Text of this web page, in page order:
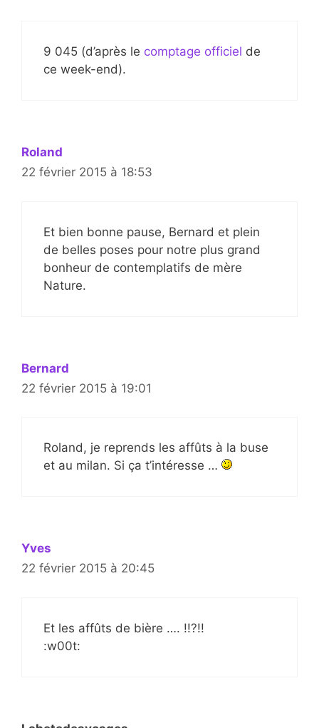
9 045 (d’après le comptage officiel de
ce week-end).
Roland
22 février 2015 à 18:53
Et bien bonne pause, Bernard et plein
de belles poses pour notre plus grand
bonheur de contemplatifs de mère
Nature.
Bernard
22 février 2015 à 19:01
Roland, je reprends les affûts à la buse
et au milan. Si ça t’intéresse …
Yves
22 février 2015 à 20:45
Et les affûts de bière …. !!?!!
:w00t: